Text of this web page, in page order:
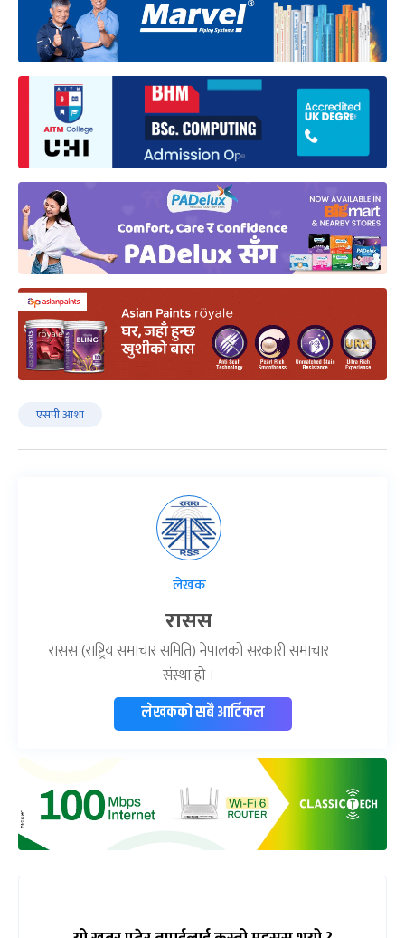
एसपी आशा
लेखक
रासस
रासस (राष्ट्रिय समाचार समिति) नेपालको सरकारी समाचार
संस्था हो ।
लेखकको सबै आर्टिकल